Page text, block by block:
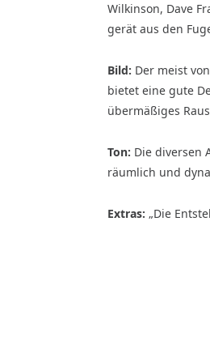
Wilkinson, Dave
gerät aus den
Bild: Der meist
bietet eine gute
übermäßiges
Ton: Die diversen
räumlich und
Extras: „Die